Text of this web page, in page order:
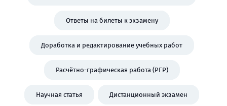
Ответы на билеты к экзамену
Доработка и редактирование учебных работ
Расчётно-графическая работа (РГР)
Научная статья Дистанционный экзамен